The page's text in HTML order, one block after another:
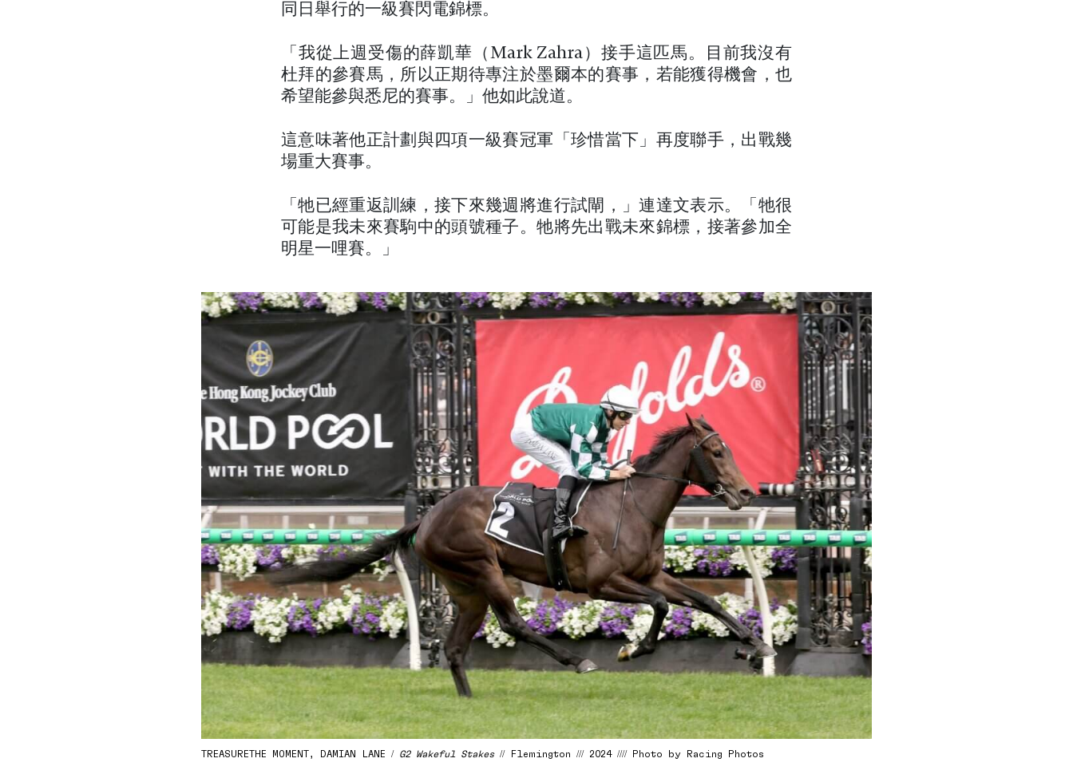
同日舉行的一級賽閃電錦標。
「我從上週受傷的薛凱華（Mark Zahra）接手這匹馬。目前我沒有
杜拜的參賽馬，所以正期待專注於墨爾本的賽事，若能獲得機會，也
希望能參與悉尼的賽事。」他如此說道。
這意味著他正計劃與四項一級賽冠軍「珍惜當下」再度聯手，出戰幾
場重大賽事。
「牠已經重返訓練，接下來幾週將進行試閘，」連達文表示。「牠很
可能是我未來賽駒中的頭號種子。牠將先出戰未來錦標，接著參加全
明星一哩賽。」
TREASURETHE MOMENT, DAMIAN LANE / G2 Wakeful Stakes// Flemington /// 2024 //// Photo by Racing Photos